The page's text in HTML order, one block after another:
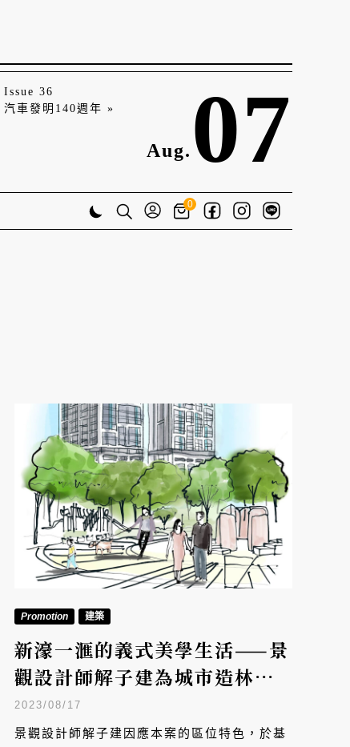
Issue 36
汽車發明140週年 »
Aug. 07
0
Promotion 建築
新濠一滙的義式美學生活——景
觀設計師解子建為城市造林，
創造人與自然共好的居所
2023/08/17
景觀設計師解子建因應本案的區位特色，於基